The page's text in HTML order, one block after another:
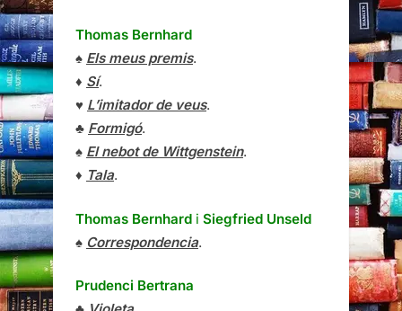
Thomas Bernhard
♠ Els meus premis.
♦ Sí.
♥ L’imitador de veus.
♣ Formigó.
♠ El nebot de Wittgenstein.
♦ Tala.
Thomas Bernhard i Siegfried Unseld
♠ Correspondencia.
Prudenci Bertrana